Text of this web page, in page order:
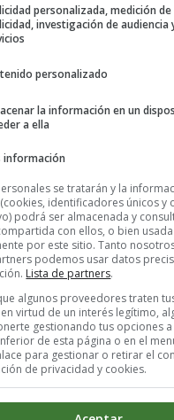
de chocolate negro
grandes
de cacao amargo en polvo
en polvo (o azúcar glas)
de la tarta de
sin harinas:
yemas de las claras.
de huevo con el azúcar y
personalizada, medición
investigación de audiencia
personalizado
la información en un
a ella
información
se tratarán y la
identificadores únicos y
podrá ser almacenada y
con ellos, o bien usada
por este sitio. Tanto
podemos usar datos
Lista de partners.
algunos proveedores traten
virtud de un interés legítimo,
gestionando tus opciones
de esta página o en el
para gestionar o retirar el
de privacidad y cookies.